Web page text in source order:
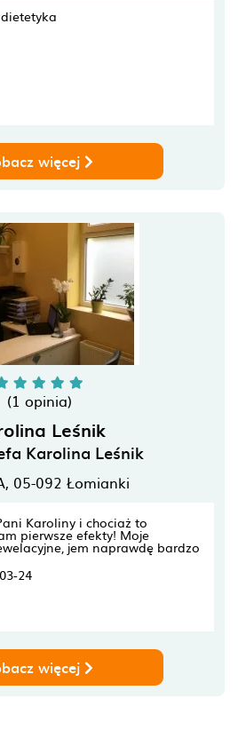
więcej
(1 opinia)
Leśnik
Karolina Leśnik
05-092 Łomianki
Karoliny i chociaż to
pierwsze efekty! Moje
jem naprawdę bardzo
24
więcej